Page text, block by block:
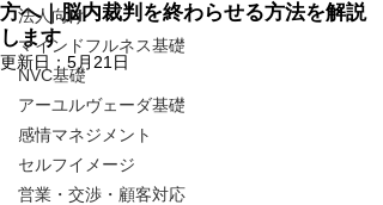
法人向け
マインドフルネス基礎
NVC基礎
アーユルヴェーダ基礎
感情マネジメント
セルフイメージ
営業・交渉・顧客対応
方へ｜脳内裁判を終わらせる方法を解説
します
更新日： 5月21日